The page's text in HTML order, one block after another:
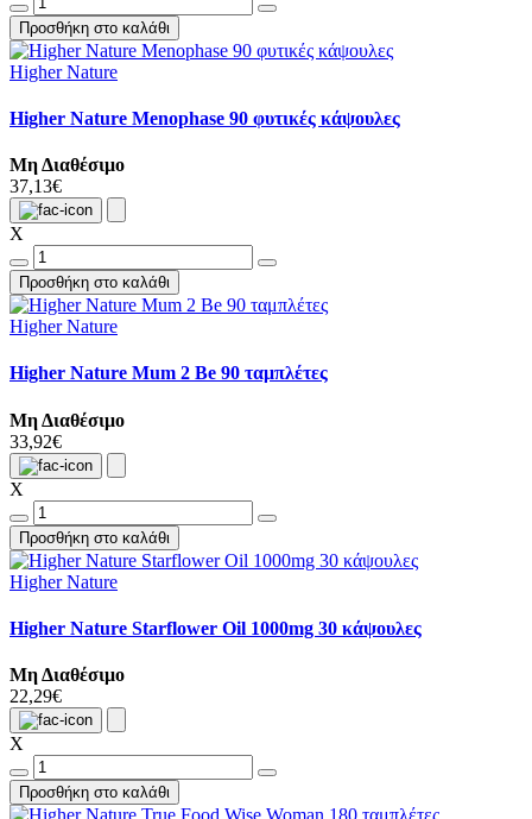
Προσθήκη στο καλάθι
Higher Nature
Higher Nature Menophase 90 φυτικές κάψουλες
Μη Διαθέσιμο
37,13€
X
Προσθήκη στο καλάθι
Higher Nature
Higher Nature Mum 2 Be 90 ταμπλέτες
Μη Διαθέσιμο
33,92€
X
Προσθήκη στο καλάθι
Higher Nature
Higher Nature Starflower Oil 1000mg 30 κάψουλες
Μη Διαθέσιμο
22,29€
X
Προσθήκη στο καλάθι